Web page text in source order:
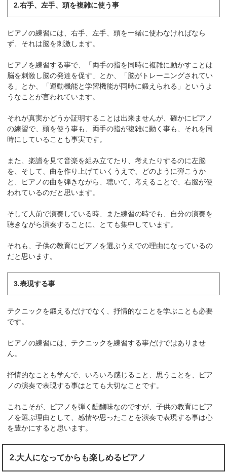
2.右手、左手、頭を複雑に使う事
ピアノの練習には、右手、左手、頭を一緒に使わなければなら
ず、それは脳を刺激します。
ピアノを練習する事で、「両手の指を同時に複雑に動かすことは
脳を刺激し脳の発達を促す」とか、「脳がトレーニングされてい
る」とか、「運動機能と学習機能が同時に鍛えられる」というよ
うなことが言われています。
それが真実かどうか証明することは出来ませんが、確かにピアノ
の練習で、頭を使う事も、両手の指が複雑に動く事も、それを同
時にしていることも事実です。
また、楽譜を見て音楽を組み立てたり、考えたりするのに左脳
を、そして、曲を作り上げていくうえで、どのように弾こうか
と、ピアノの曲を弾きながら、聴いて、考えることで、右脳が使
われているのだと思います。
そして人前で演奏している時、また練習の時でも、自分の演奏を
聴きながら演奏することに、とても集中しています。
それも、子供の教育にピアノを選ぶうえでの理由になっているの
だと思います。
3.表現する事
テクニックを鍛えるだけでなく、抒情的なことを学ぶことも必要
です。
ピアノの練習には、テクニックを練習する事だけではありませ
ん。
抒情的なことも学んで、いろいろ感じること、思うことを、ピア
ノの演奏で表現する事はとても大切なことです。
これこそが、ピアノを弾く醍醐味なのですが、子供の教育にピア
ノを選ぶ理由として、感情や思ったことを演奏で表現する事は心
を豊かにすると思います。
2.大人になってからも楽しめるピアノ